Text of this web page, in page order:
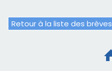
Retour à la liste des brèves